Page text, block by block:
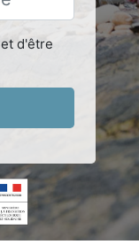
et d'être